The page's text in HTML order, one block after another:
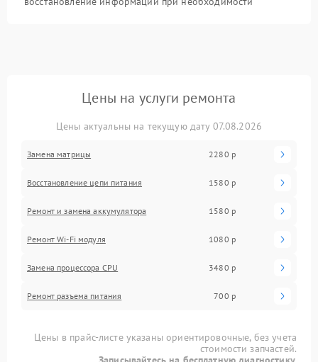
Цены на услуги ремонта
Цены актуальны на текущую дату 07.08.2026
Замена матрицы 2280 р
Восстановление цепи питания 1580 р
Ремонт и замена аккумулятора 1580 р
Ремонт Wi-Fi модуля 1080 р
Замена процессора CPU 3480 р
Ремонт разъема питания 700 р
Цены в прайс-листе указаны ориентировочные, без учета
стоимости запчастей.